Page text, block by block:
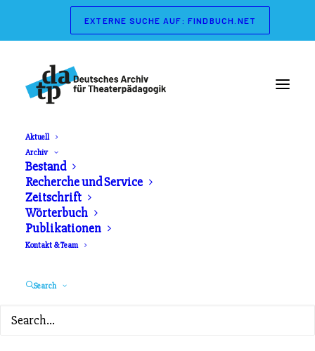
EXTERNE SUCHE AUF: FINDBUCH.NET
Aktuell
Archiv
Bestand
Recherche und Service
Zeitschrift
Wörterbuch
Publikationen
Kontakt & Team
Search
Wörterbuch der
Theaterpädagogik
Herausgeber: Gerd Koch, Marianne Streisand.
ZURÜCK ZUM INHALTSVERZEICHNIS